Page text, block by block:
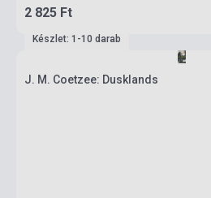
2 825 Ft
Készlet: 1-10 darab
J. M. Coetzee: Dusklands